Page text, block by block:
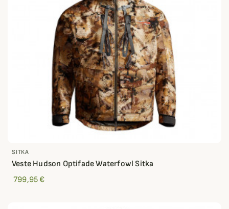
SITKA
Veste Hudson Optifade Waterfowl Sitka
799,95 €